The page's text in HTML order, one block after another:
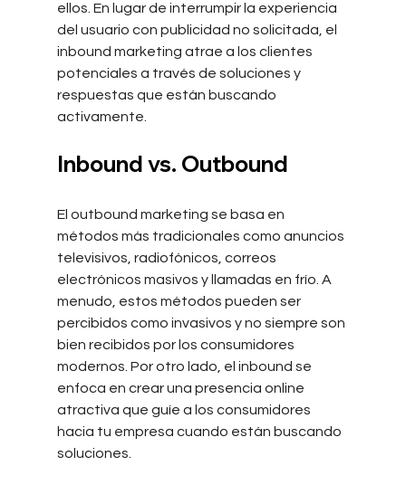
ellos. En lugar de interrumpir la experiencia
del usuario con publicidad no solicitada, el
inbound marketing atrae a los clientes
potenciales a través de soluciones y
respuestas que están buscando
activamente.
Inbound vs. Outbound
El outbound marketing se basa en
métodos más tradicionales como anuncios
televisivos, radiofónicos, correos
electrónicos masivos y llamadas en frío. A
menudo, estos métodos pueden ser
percibidos como invasivos y no siempre son
bien recibidos por los consumidores
modernos. Por otro lado, el inbound se
enfoca en crear una presencia online
atractiva que guíe a los consumidores
hacia tu empresa cuando están buscando
soluciones.